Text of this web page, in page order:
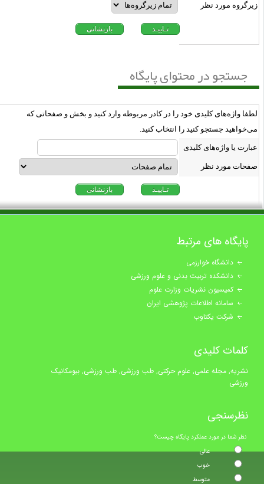
مورد نظر
جستجو در محتوای پایگاه
واژه‌های کلیدی خود را در کادر مربوطه وارد کنید و بخش و صفحاتی که
جستجو کنید را انتخاب کنید.
یا واژه‌های کلیدی
مورد نظر
پایگاه های مرتبط
دانشگاه خوارزمی
دانشکده تربیت بدنی و علوم ورزشی
کمیسیون نشریات وزارت علوم
سامانه اطلاعات پژوهشی ایران
شرکت یکتاوب
کلمات کلیدی
نشریه, مجله علمی, علوم حرکتی, طب ورزشی, طب ورزشی, بیومکانیک
ورزشی
نظرسنجی
نظر شما در مورد عملکرد پایگاه چیست؟
عالی
خوب
متوسط